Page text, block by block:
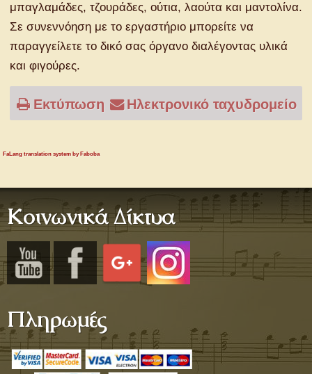
μπαγλαμάδες, τζουράδες, ούτια, λαούτα και μαντολίνα.
Σε συνεννόηση με το εργαστήριο μπορείτε να
παραγγείλετε το δικό σας όργανο διαλέγοντας υλικά
και φιγούρες.
Εκτύπωση Ηλεκτρονικό ταχυδρομείο
FaLang translation system by Faboba
Κοινωνικά Δίκτυα
Πληρωμές